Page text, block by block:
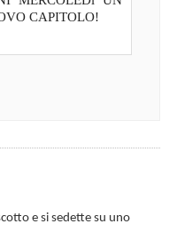
CAPITOLO!
e si sedette su uno